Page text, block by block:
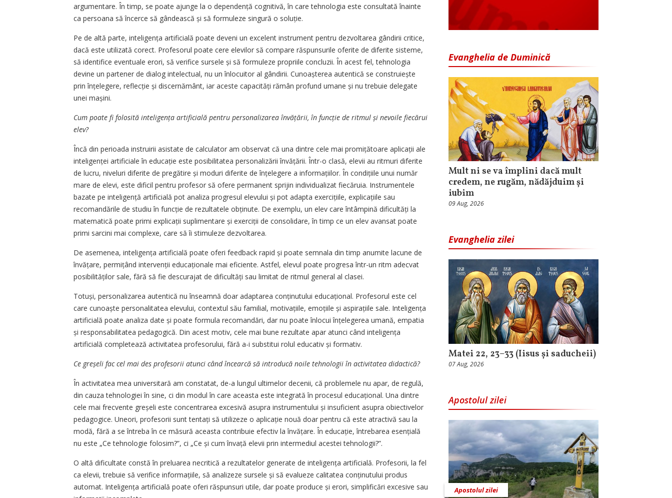
argumentare. În timp, se poate ajunge la o depen­den­ță cognitivă, în care tehnologia este consultată înainte
ca persoana să încerce să gândească și să formuleze singură o soluție.
Pe de altă parte, inteligența artificială poate deveni un excelent instrument pentru dezvoltarea gândirii critice,
dacă este utilizată corect. Profesorul poate cere elevilor să compare răspunsurile oferite de diferite sisteme,
să identifice eventuale erori, să verifice sursele și să formuleze propriile concluzii. În acest fel, tehnologia
devine un partener de dialog intelectual, nu un înlocuitor al gândirii. Cunoașterea autentică se construiește
prin înțelegere, reflecție și discernământ, iar aceste capacități rămân profund umane și nu trebuie delegate
unei mașini.
Cum poate fi folosită inte­li­gența artificială pentru personalizarea învățării, în funcție de ritmul și nevoile fiecărui
elev?
Încă din perioada instruirii asistate de calculator am observat că una dintre cele mai promițătoare aplicații ale
inteligenței artificiale în educație este posibilitatea personalizării învățării. Într-o clasă, elevii au ritmuri diferite
de lucru, niveluri diferite de pregătire și moduri diferite de înțelegere a infor­mațiilor. În condițiile unui număr
mare de elevi, este dificil pentru profesor să ofere permanent sprijin individualizat fiecăruia. Instrumentele
bazate pe inteligență artificială pot analiza progresul elevului și pot adapta exercițiile, explicațiile sau
recomandările de studiu în funcție de rezultatele obținute. De exemplu, un elev care întâmpină dificultăți la
matematică poate primi explicații suplimentare și exerciții de consolidare, în timp ce un elev avansat poate
primi sarcini mai complexe, care să îi stimuleze dezvoltarea.
De asemenea, inteligența artificială poate oferi feedback rapid și poate semnala din timp anumite lacune de
învățare, permițând inter­­venții educaționale mai eficiente. Astfel, elevul poate progresa într-un ritm adecvat
posibilităților sale, fără să fie descurajat de dificultăți sau limitat de ritmul general al clasei.
Totuși, personalizarea autentică nu înseamnă doar adaptarea con­ți­nutului educațional. Profesorul este cel
care cunoaște personalitatea elevului, contextul său familial, motivațiile, emoțiile și aspirațiile sale. Inteligența
artificială poate analiza date și poate formula recomandări, dar nu poate înlocui în­țe­legerea umană, empatia
și responsabilitatea pedagogică. Din acest motiv, cele mai bune rezultate apar atunci când inteligența
artificială completează activitatea profesorului, fără a-i substitui rolul educativ și formativ.
Ce greșeli fac cel mai des profesorii atunci când încearcă să introducă noile tehnologii în activitatea didactică?
În activitatea mea universitară am constatat, de-a lungul ultimelor decenii, că problemele nu apar, de regulă,
din cauza tehnologiei în sine, ci din modul în care aceasta este integrată în procesul edu­cațional. Una dintre
cele mai frecvente gre­șeli este concentrarea excesivă asupra instrumentului și insuficient asupra obiectivelor
pedagogice. Uneori, profesorii sunt tentați să utilizeze o aplicație nouă doar pentru că este atractivă sau la
modă, fără a se întreba în ce măsură aceasta contribuie efectiv la învățare. În educație, întrebarea esențială
nu este „Ce tehnologie folosim?”, ci „Ce și cum învață elevii prin intermediul acestei tehnologii?”.
O altă dificultate constă în preluarea necritică a rezultatelor generate de inteligența artificială. Profesorii, la fel
ca elevii, trebuie să verifice informațiile, să analizeze sursele și să evalueze calitatea con­ținutului produs
automat. Inteli­gen­ța artificială poate oferi răspunsuri utile, dar poate produce și erori, simplificări excesive sau
Evanghelia de Duminică
Mult ni se va împlini dacă mult
credem, ne rugăm, nădăjduim și
iubim
09 Aug, 2026
Evanghelia zilei
Matei 22, 23–33 (Iisus și saducheii)
07 Aug, 2026
Apostolul zilei
Apostolul zilei